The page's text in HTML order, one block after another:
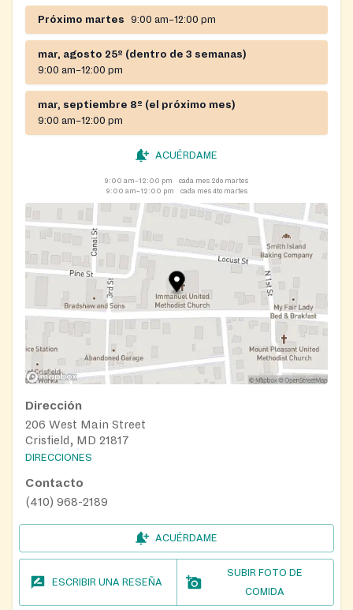
Próximo martes 9:00 am–12:00 pm
mar, agosto 25º (dentro de 3 semanas)
9:00 am–12:00 pm
mar, septiembre 8º (el próximo mes)
9:00 am–12:00 pm
ACUÉRDAME
9:00 am–12:00 pm
cada mes 2do martes
9:00 am–12:00 pm
cada mes 4to martes
Dirección
206 West Main Street
Crisfield, MD 21817
DIRECCIONES
Contacto
(410) 968-2189
ACUÉRDAME
ESCRIBIR UNA RESEÑA
SUBIR FOTO DE
COMIDA